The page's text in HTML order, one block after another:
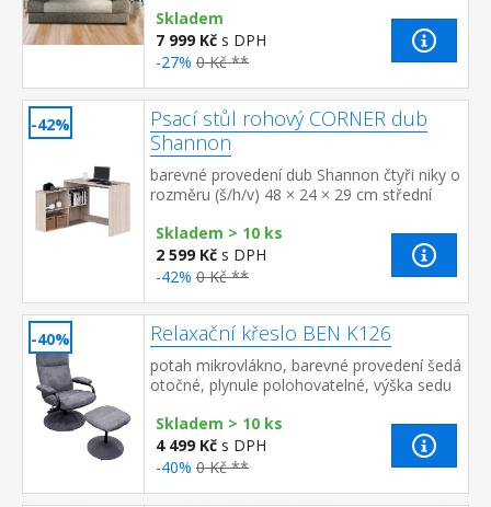
rozložené 190 × 120 cm rozkl...
Skladem
7 999 Kč s DPH
-27% 0 Kč **
-42%
Psací stůl rohový CORNER dub
Shannon
barevné provedení dub Shannon čtyři niky o
rozměru (š/h/v) 48 × 24 × 29 cm střední
umístění ...
Skladem > 10 ks
2 599 Kč s DPH
-42% 0 Kč **
-40% Relaxační křeslo BEN K126
potah mikrovlákno, barevné provedení šedá
otočné, plynule polohovatelné, výška sedu
Skladem > 10 ks
4 499 Kč s DPH
-40% 0 Kč **